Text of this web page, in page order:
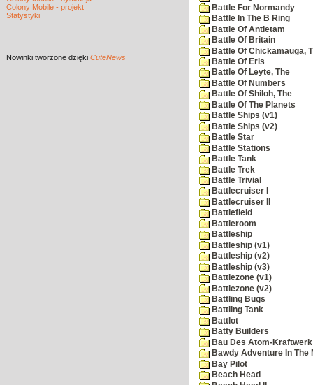
Colony Mobile - projekt
Statystyki
Nowinki tworzone dzięki CuteNews
Battle For Normandy
Battle In The B Ring
Battle Of Antietam
Battle Of Britain
Battle Of Chickamauga,
Battle Of Eris
Battle Of Leyte, The
Battle Of Numbers
Battle Of Shiloh, The
Battle Of The Planets
Battle Ships (v1)
Battle Ships (v2)
Battle Star
Battle Stations
Battle Tank
Battle Trek
Battle Trivial
Battlecruiser I
Battlecruiser II
Battlefield
Battleroom
Battleship
Battleship (v1)
Battleship (v2)
Battleship (v3)
Battlezone (v1)
Battlezone (v2)
Battling Bugs
Battling Tank
Battlot
Batty Builders
Bau Des Atom-Kraftwerk
Bawdy Adventure In The
Bay Pilot
Beach Head